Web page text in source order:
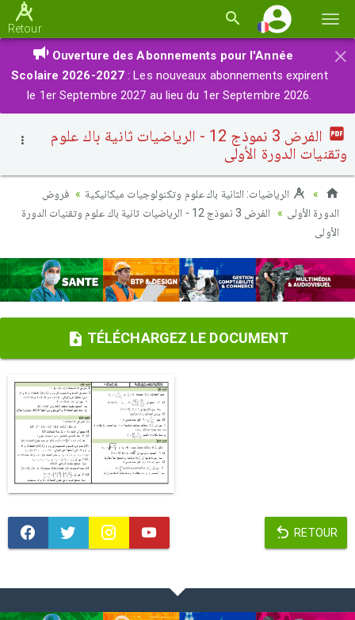
la
Retour
×
Ouverture des Abonnements pour l'Année
Scolaire 2026-2027 : Les nouveaux abonnements expirent
le 1er Septembre 2027 au lieu du 1er Septembre 2026.
الفرض 3 نموذج 12 - الرياضيات ثانية باك علوم
وتقنيات الدورة الأولى
الرياضيات: الثانية باك علوم وتكنولوجيات ميكانيكية
فروض
الدورة الأولى
الفرض 3 نموذج 12 - الرياضيات ثانية باك علوم وتقنيات الدورة
الأولى
TÉLÉCHARGEZ LE DOCUMENT
RETOUR